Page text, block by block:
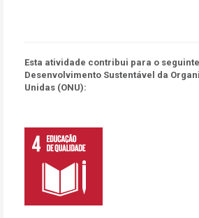
Esta atividade contribui para o
Desenvolvimento Sustentável da
Unidas (ONU):